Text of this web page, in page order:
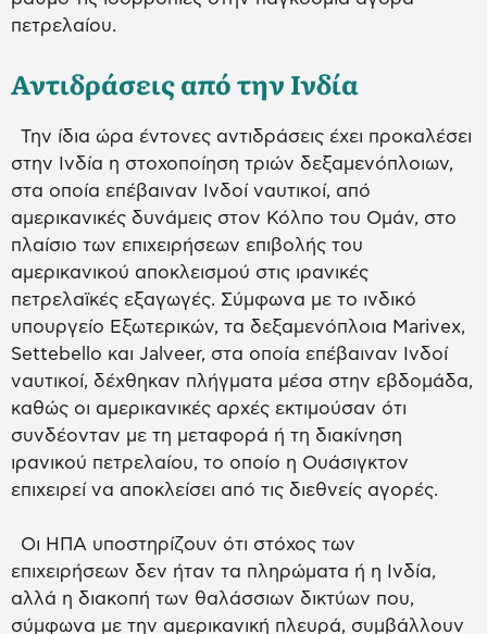
πετρελαίου.
Αντιδράσεις από την Ινδία
Την ίδια ώρα έντονες αντιδράσεις έχει προκαλέσει
στην Ινδία η στοχοποίηση τριών δεξαμενόπλοιων,
στα οποία επέβαιναν Ινδοί ναυτικοί, από
αμερικανικές δυνάμεις στον Κόλπο του Ομάν, στο
πλαίσιο των επιχειρήσεων επιβολής του
αμερικανικού αποκλεισμού στις ιρανικές
πετρελαϊκές εξαγωγές. Σύμφωνα με το ινδικό
υπουργείο Εξωτερικών, τα δεξαμενόπλοια Marivex,
Settebello και Jalveer, στα οποία επέβαιναν Ινδοί
ναυτικοί, δέχθηκαν πλήγματα μέσα στην εβδομάδα,
καθώς οι αμερικανικές αρχές εκτιμούσαν ότι
συνδέονταν με τη μεταφορά ή τη διακίνηση
ιρανικού πετρελαίου, το οποίο η Ουάσιγκτον
επιχειρεί να αποκλείσει από τις διεθνείς αγορές.
Οι ΗΠΑ υποστηρίζουν ότι στόχος των
επιχειρήσεων δεν ήταν τα πληρώματα ή η Ινδία,
αλλά η διακοπή των θαλάσσιων δικτύων που,
σύμφωνα με την αμερικανική πλευρά, συμβάλλουν